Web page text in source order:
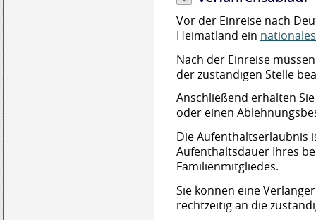
Vor der Einreise nach
Heimatland ein
Nach der Einreise
der zuständigen Stelle
Anschließend erhalten
oder einen
Die Aufenthaltserlaubnis
Aufenthaltsdauer Ihres
Familienmitgliedes.
Sie können eine
rechtzeitig an die